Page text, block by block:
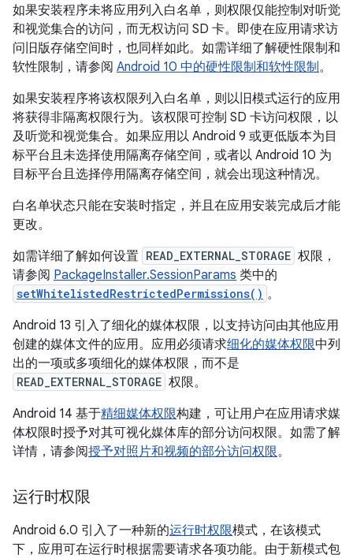
如果安装程序未将应用列入白名单，则权限仅能控制对听觉
和视觉集合的访问，而无权访问 SD 卡。即使在应用请求访
问旧版存储空间时，也同样如此。如需详细了解硬性限制和
软性限制，请参阅 Android 10 中的硬性限制和软性限制。
如果安装程序将该权限列入白名单，则以旧模式运行的应用
将获得非隔离权限行为。该权限可控制 SD 卡访问权限，以
及听觉和视觉集合。如果应用以 Android 9 或更低版本为目
标平台且未选择使用隔离存储空间，或者以 Android 10 为
目标平台且选择停用隔离存储空间，就会出现这种情况。
白名单状态只能在安装时指定，并且在应用安装完成后才能
更改。
如需详细了解如何设置 READ_EXTERNAL_STORAGE 权限，
请参阅 PackageInstaller.SessionParams 类中的
setWhitelistedRestrictedPermissions() 。
Android 13 引入了细化的媒体权限，以支持访问由其他应用
创建的媒体文件的应用。应用必须请求细化的媒体权限中列
出的一项或多项细化的媒体权限，而不是
READ_EXTERNAL_STORAGE 权限。
Android 14 基于精细媒体权限构建，可让用户在应用请求媒
体权限时授予对其可视化媒体库的部分访问权限。如需了解
详情，请参阅授予对照片和视频的部分访问权限。
运行时权限
Android 6.0 引入了一种新的运行时权限模式，在该模式
下，应用可在运行时根据需要请求各项功能。由于新模式包